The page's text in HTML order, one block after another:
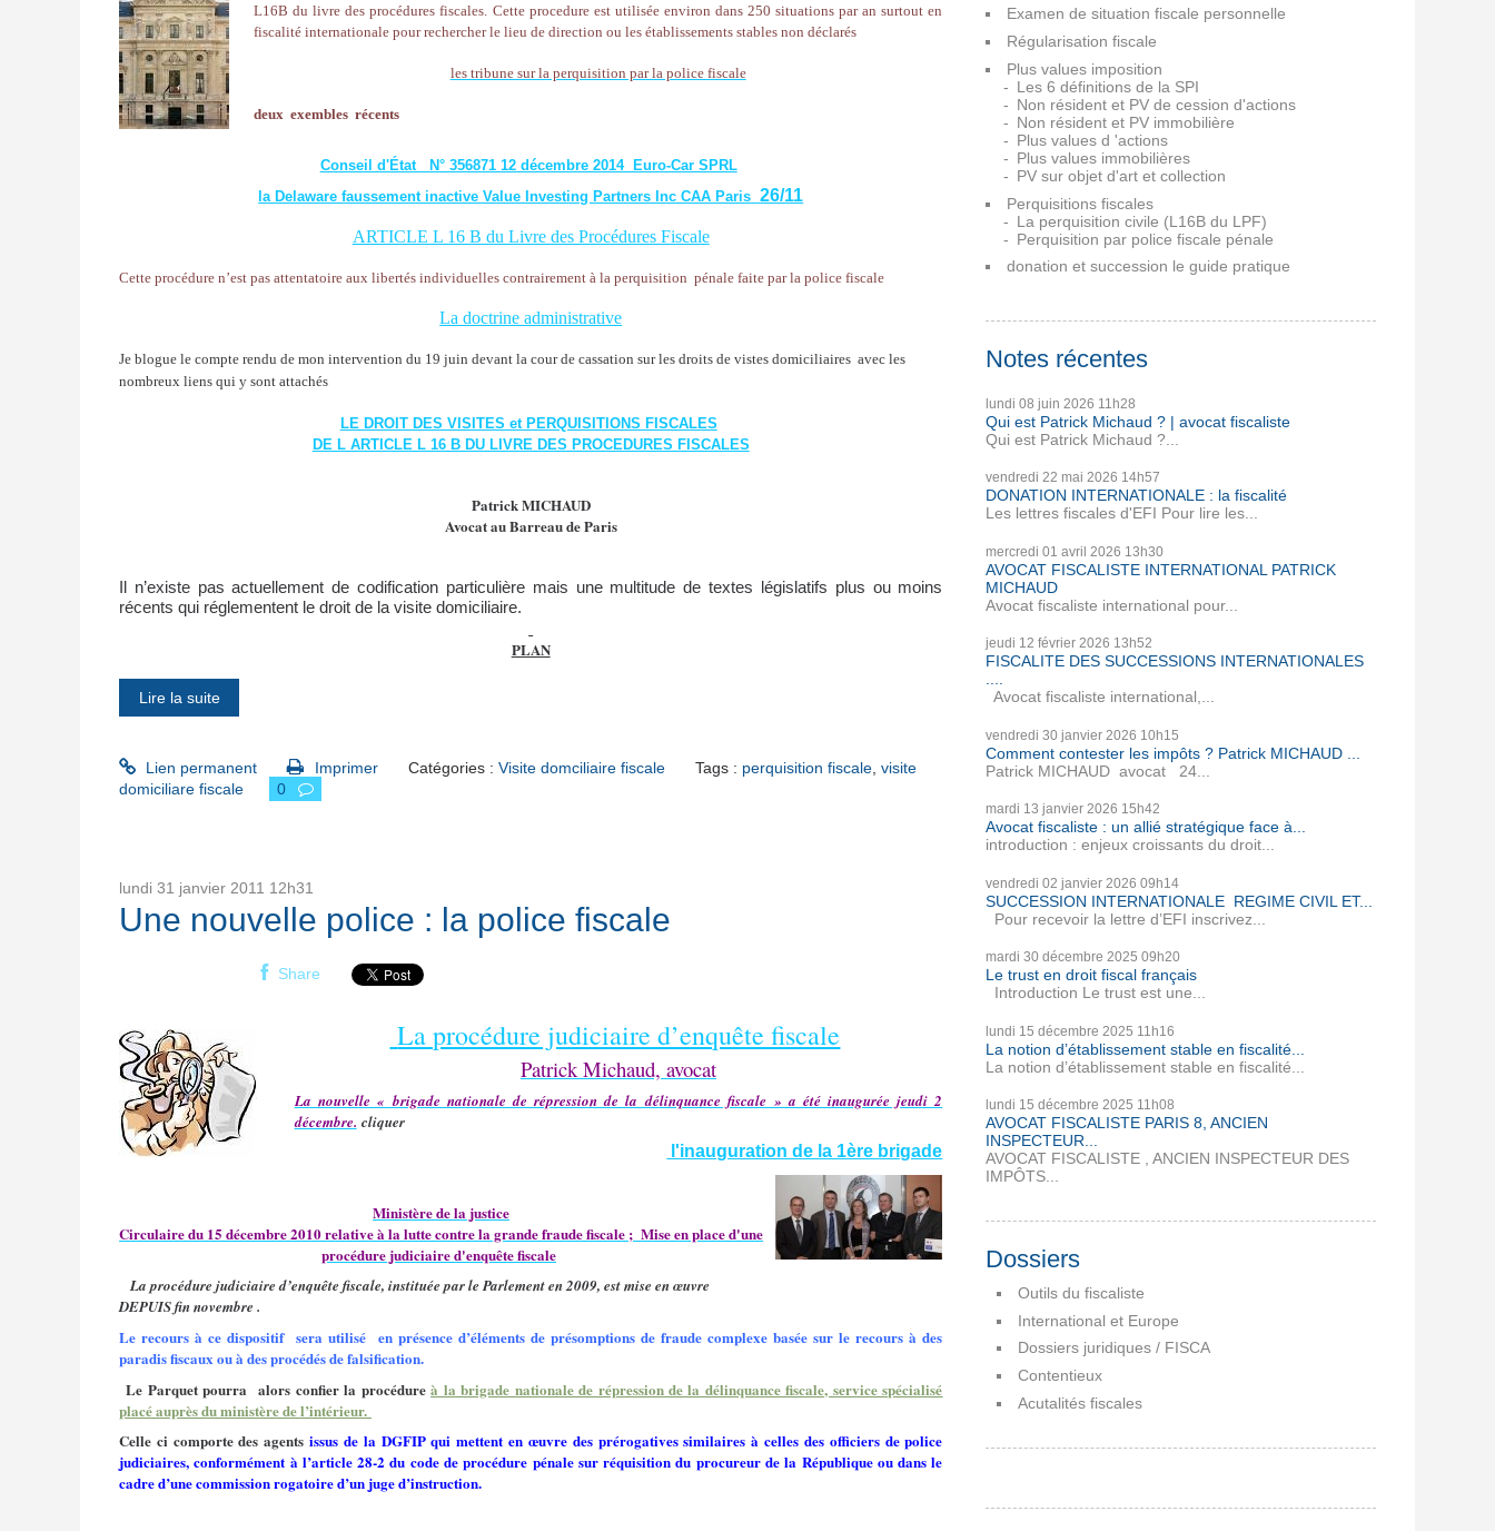
L16B du livre des procédures fiscales. Cette procedure est utilisée environ dans 250 situations par an surtout en
fiscalité internationale pour rechercher le lieu de direction ou les établissements stables non déclarés
les tribune sur la perquisition par la police fiscale
deux exembles récents
Conseil d'État N° 356871 12 décembre 2014 Euro-Car SPRL
la Delaware faussement inactive Value Investing Partners Inc CAA Paris 26/11
ARTICLE L 16 B du Livre des Procédures Fiscale
Cette procédure n’est pas attentatoire aux libertés individuelles contrairement à la perquisition pénale faite par la police fiscale
La doctrine administrative
Je blogue le compte rendu de mon intervention du 19 juin devant la cour de cassation sur les droits de vistes domiciliaires avec les
nombreux liens qui y sont attachés
LE DROIT DES VISITES et PERQUISITIONS FISCALES
DE L ARTICLE L 16 B DU LIVRE DES PROCEDURES FISCALES
Patrick MICHAUD
Avocat au Barreau de Paris
Il n’existe pas actuellement de codification particulière mais une multitude de textes législatifs plus ou moins
récents qui réglementent le droit de la visite domiciliaire.
PLAN
Lire la suite
Lien permanent Imprimer Catégories : Visite domciliaire fiscale Tags : perquisition fiscale ,visite
domiciliare fiscale
0
lundi 31 janvier 2011 12h31
Une nouvelle police : la police fiscale
Share
La procédure judiciaire d’enquête fiscale
Patrick Michaud, avocat
La nouvelle « brigade nationale de répression de la délinquance fiscale » a été inaugurée jeudi 2
décembre. cliquer
l'inauguration de la 1ère brigade
Ministère de la justice
Circulaire du 15 décembre 2010 relative à la lutte contre la grande fraude fiscale ; Mise en place d'une
procédure judiciaire d'enquête fiscale
La procédure judiciaire d’enquête fiscale, instituée par le Parlement en 2009, est mise en œuvre
DEPUIS fin novembre .
Le recours à ce dispositif sera utilisé en présence d’éléments de présomptions de fraude complexe basée sur le recours à des
paradis fiscaux ou à des procédés de falsification.
Le Parquet pourra alors confier la procédureà la brigade nationale de répression de la délinquance fiscale, service spécialisé
placé auprès du ministère de l’intérieur.
Celle ci comporte des agentsissus de la DGFIP qui mettent en œuvre des prérogatives similaires à celles des officiers de police
judiciaires, conformément à l’article 28-2 du code de procédure pénale sur réquisition du procureur de la République ou dans le
cadre d’une commission rogatoire d’un juge d’instruction.
Examen de situation fiscale personnelle
Régularisation fiscale
Plus values imposition
Les 6 définitions de la SPI
Non résident et PV de cession d'actions
Non résident et PV immobilière
Plus values d 'actions
Plus values immobilières
PV sur objet d'art et collection
Perquisitions fiscales
La perquisition civile (L16B du LPF)
Perquisition par police fiscale pénale
donation et succession le guide pratique
Notes récentes
lundi 08 juin 2026 11h28
Qui est Patrick Michaud ? | avocat fiscaliste
Qui est Patrick Michaud ?...
vendredi 22 mai 2026 14h57
DONATION INTERNATIONALE : la fiscalité
Les lettres fiscales d'EFI Pour lire les...
mercredi 01 avril 2026 13h30
AVOCAT FISCALISTE INTERNATIONAL PATRICK
MICHAUD
Avocat fiscaliste international pour...
jeudi 12 février 2026 13h52
FISCALITE DES SUCCESSIONS INTERNATIONALES
Avocat fiscaliste international,...
vendredi 30 janvier 2026 10h15
Comment contester les impôts ? Patrick MICHAUD ...
Patrick MICHAUD avocat 24...
mardi 13 janvier 2026 15h42
Avocat fiscaliste : un allié stratégique face à...
introduction : enjeux croissants du droit...
vendredi 02 janvier 2026 09h14
SUCCESSION INTERNATIONALE REGIME CIVIL ET...
Pour recevoir la lettre d’EFI inscrivez...
mardi 30 décembre 2025 09h20
Le trust en droit fiscal français
Introduction Le trust est une...
lundi 15 décembre 2025 11h16
La notion d’établissement stable en fiscalité...
La notion d’établissement stable en fiscalité...
lundi 15 décembre 2025 11h08
AVOCAT FISCALISTE PARIS 8, ANCIEN
INSPECTEUR...
AVOCAT FISCALISTE , ANCIEN INSPECTEUR DES
IMPÔTS...
Dossiers
Outils du fiscaliste
International et Europe
Dossiers juridiques / FISCA
Contentieux
Acutalités fiscales